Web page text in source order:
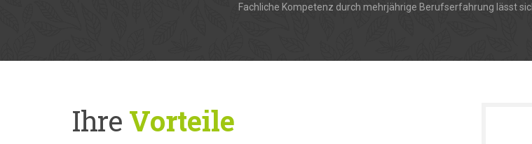
Fachliche Kompetenz durch mehrjährige Berufserfahrung lässt
IhreVorteile